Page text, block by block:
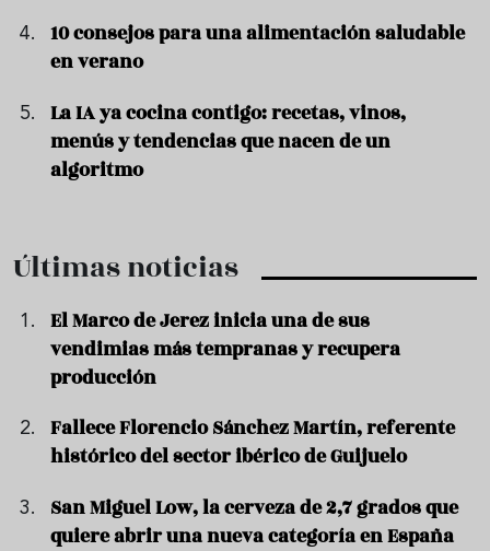
10 consejos para una alimentación saludable
en verano
La IA ya cocina contigo: recetas, vinos,
menús y tendencias que nacen de un
algoritmo
Últimas noticias
El Marco de Jerez inicia una de sus
vendimias más tempranas y recupera
producción
Fallece Florencio Sánchez Martín, referente
histórico del sector ibérico de Guijuelo
San Miguel Low, la cerveza de 2,7 grados que
quiere abrir una nueva categoría en España